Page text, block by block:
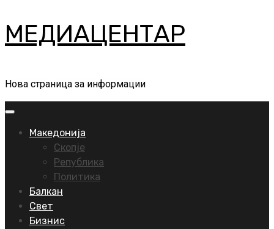
МЕДИАЦЕНТАР
Нова страница за информации
Primary
Македонија
Скопје
Република
Политика
Балкан
Свет
Бизнис